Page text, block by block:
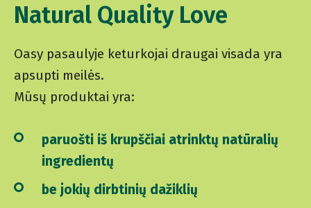
Natural Quality Love
Oasy pasaulyje keturkojai draugai visada yra
apsupti meilės.
Mūsų produktai yra:
paruošti iš krupščiai atrinktų natūralių
ingredientų
be jokių dirbtinių dažiklių